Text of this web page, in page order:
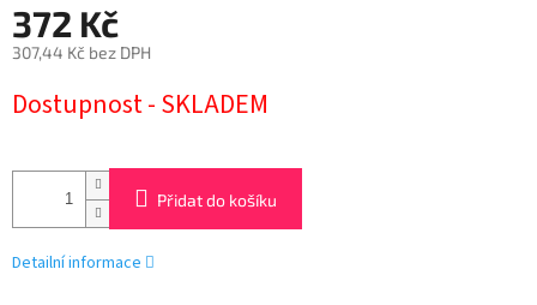
372 Kč
307,44 Kč bez DPH
cena:
Dostupnost - SKLADEM
Přidat do košíku
Detailní informace